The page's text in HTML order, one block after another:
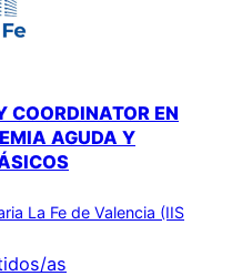
EN
AGUDA Y
La Fe de Valencia (IIS
as